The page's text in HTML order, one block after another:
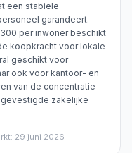
een stabiele
garandeert.
per inwoner beschikt
koopkracht voor lokale
geschikt voor
ook voor kantoor- en
van de concentratie
zakelijke
29 juni 2026